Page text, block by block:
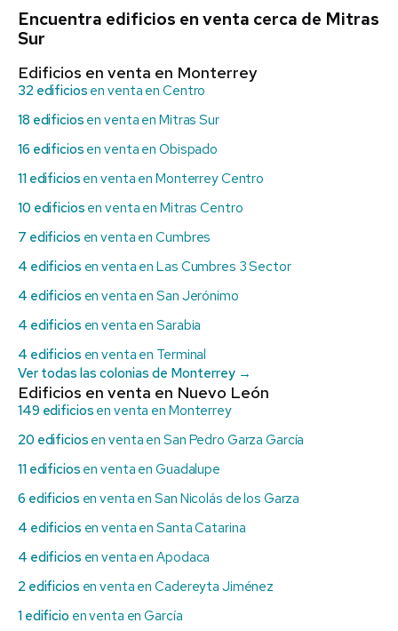
Encuentra edificios en venta cerca de Mitras
Sur
Edificios en venta en Monterrey
32 edificios en venta en Centro
18 edificios en venta en Mitras Sur
16 edificios en venta en Obispado
11 edificios en venta en Monterrey Centro
10 edificios en venta en Mitras Centro
7 edificios en venta en Cumbres
4 edificios en venta en Las Cumbres 3 Sector
4 edificios en venta en San Jerónimo
4 edificios en venta en Sarabia
4 edificios en venta en Terminal
Ver todas las colonias de Monterrey →
Edificios en venta en Nuevo León
149 edificios en venta en Monterrey
20 edificios en venta en San Pedro Garza García
11 edificios en venta en Guadalupe
6 edificios en venta en San Nicolás de los Garza
4 edificios en venta en Santa Catarina
4 edificios en venta en Apodaca
2 edificios en venta en Cadereyta Jiménez
1 edificio en venta en García